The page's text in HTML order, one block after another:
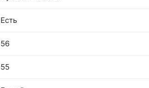
Есть
56
55